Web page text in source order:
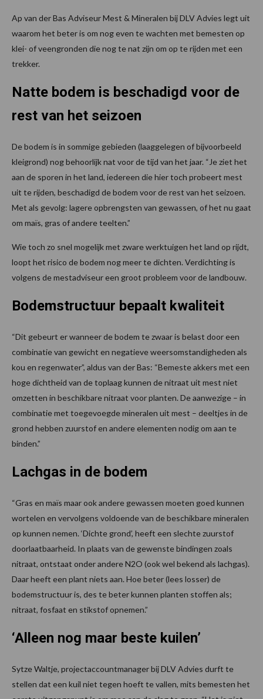
Ap van der Bas Adviseur Mest & Mineralen bij DLV Advies legt uit
waarom het beter is om nog even te wachten met bemesten op
klei- of veengronden die nog te nat zijn om op te rijden met een
trekker.
Natte bodem is beschadigd voor de
rest van het seizoen
De bodem is in sommige gebieden (laaggelegen of bijvoorbeeld
kleigrond) nog behoorlijk nat voor de tijd van het jaar. “Je ziet het
aan de sporen in het land, iedereen die hier toch probeert mest
uit te rijden, beschadigd de bodem voor de rest van het seizoen.
Met als gevolg: lagere opbrengsten van gewassen, of het nu gaat
om maïs, gras of andere teelten.”
Wie toch zo snel mogelijk met zware werktuigen het land op rijdt,
loopt het risico de bodem nog meer te dichten. Verdichting is
volgens de mestadviseur een groot probleem voor de landbouw.
Bodemstructuur bepaalt kwaliteit
“Dit gebeurt er wanneer de bodem te zwaar is belast door een
combinatie van gewicht en negatieve weersomstandigheden als
kou en regenwater”, aldus van der Bas: “Bemeste akkers met een
hoge dichtheid van de toplaag kunnen de nitraat uit mest niet
omzetten in beschikbare nitraat voor planten. De aanwezige – in
combinatie met toegevoegde mineralen uit mest – deeltjes in de
grond hebben zuurstof en andere elementen nodig om aan te
binden.”
Lachgas in de bodem
“Gras en maïs maar ook andere gewassen moeten goed kunnen
wortelen en vervolgens voldoende van de beschikbare mineralen
op kunnen nemen. ‘Dichte grond’, heeft een slechte zuurstof
doorlaatbaarheid. In plaats van de gewenste bindingen zoals
nitraat, ontstaat onder andere N2O (ook wel bekend als lachgas).
Daar heeft een plant niets aan. Hoe beter (lees losser) de
bodemstructuur is, des te beter kunnen planten stoffen als;
nitraat, fosfaat en stikstof opnemen.”
‘Alleen nog maar beste kuilen’
Sytze Waltje, projectaccountmanager bij DLV Advies durft te
stellen dat een kuil niet tegen hoeft te vallen, mits bemesten het